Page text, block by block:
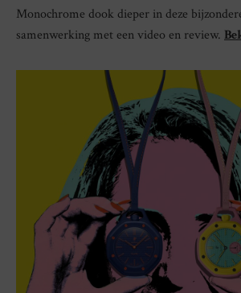
Monochrome dook dieper in deze
samenwerking met een video en review.